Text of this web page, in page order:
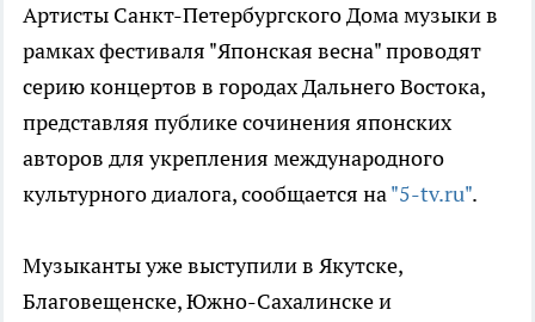
Артисты Санкт-Петербургского Дома музыки в
рамках фестиваля "Японская весна" проводят
серию концертов в городах Дальнего Востока,
представляя публике сочинения японских
авторов для укрепления международного
культурного диалога, сообщается на"5-tv.ru".
Музыканты уже выступили в Якутске,
Благовещенске, Южно-Сахалинске и